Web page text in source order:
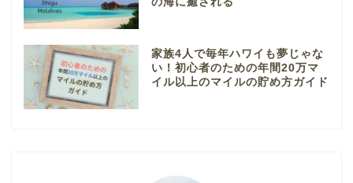
家族4人で毎年ハワイも夢じゃな
い！初心者のための年間20万マ
イル以上のマイルの貯め方ガイド